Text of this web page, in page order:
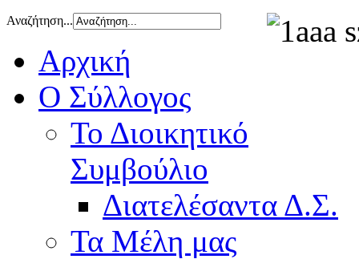
Αναζήτηση...
Αρχική
Ο Σύλλογος
Το Διοικητικό
Συμβούλιο
Διατελέσαντα Δ.Σ.
Τα Μέλη μας